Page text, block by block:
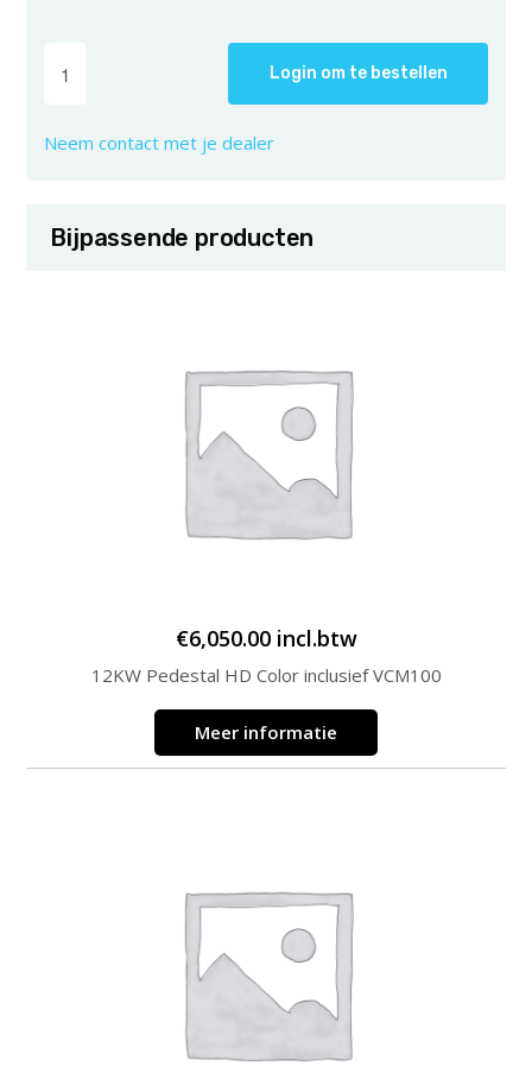
Login om te bestellen
Neem contact met je dealer
Bijpassende producten
€6,050.00 incl.btw
12KW Pedestal HD Color inclusief VCM100
Meer informatie